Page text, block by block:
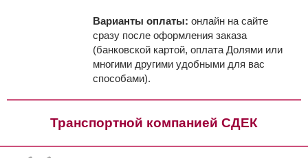
Варианты оплаты: онлайн на сайте
сразу после оформления заказа
(банковской картой, оплата Долями или
многими другими удобными для вас
способами).
Транспортной компанией СДЕК